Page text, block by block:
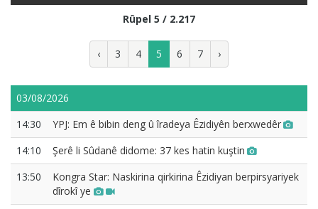
Rûpel 5 / 2.217
‹ 3 4 5 6 7 ›
03/08/2026
14:30
YPJ: Em ê bibin deng û îradeya Êzidiyên berxwedêr
14:10
Şerê li Sûdanê didome: 37 kes hatin kuştin
13:50
Kongra Star: Naskirina qirkirina Êzidiyan berpirsyariyek
dîrokî ye